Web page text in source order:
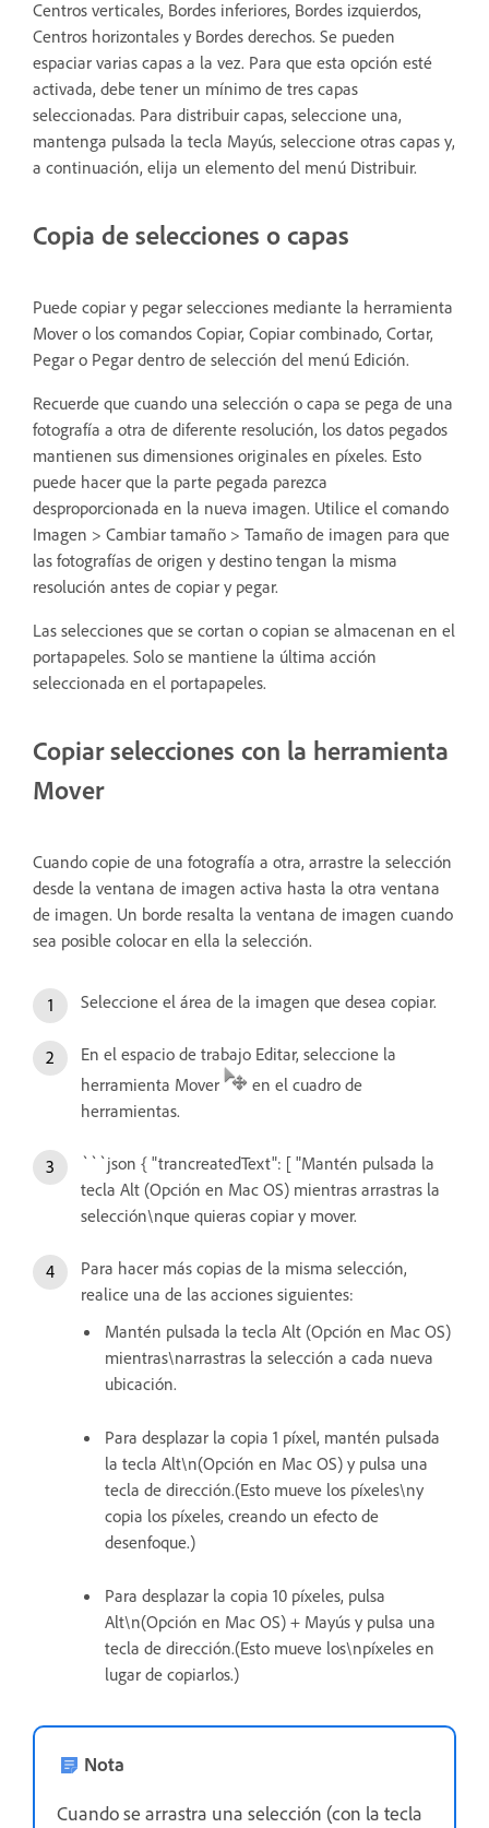
Centros verticales, Bordes inferiores, Bordes izquierdos,
Centros horizontales y Bordes derechos. Se pueden
espaciar varias capas a la vez. Para que esta opción esté
activada, debe tener un mínimo de tres capas
seleccionadas. Para distribuir capas, seleccione una,
mantenga pulsada la tecla Mayús, seleccione otras capas y,
a continuación, elija un elemento del menú Distribuir.
Copia de selecciones o capas
Puede copiar y pegar selecciones mediante la herramienta
Mover o los comandos Copiar, Copiar combinado, Cortar,
Pegar o Pegar dentro de selección del menú Edición.
Recuerde que cuando una selección o capa se pega de una
fotografía a otra de diferente resolución, los datos pegados
mantienen sus dimensiones originales en píxeles. Esto
puede hacer que la parte pegada parezca
desproporcionada en la nueva imagen. Utilice el comando
Imagen > Cambiar tamaño > Tamaño de imagen para que
las fotografías de origen y destino tengan la misma
resolución antes de copiar y pegar.
Las selecciones que se cortan o copian se almacenan en el
portapapeles. Solo se mantiene la última acción
seleccionada en el portapapeles.
Copiar selecciones con la herramienta
Mover
Cuando copie de una fotografía a otra, arrastre la selección
desde la ventana de imagen activa hasta la otra ventana
de imagen. Un borde resalta la ventana de imagen cuando
sea posible colocar en ella la selección.
Seleccione el área de la imagen que desea copiar.
En el espacio de trabajo Editar, seleccione la
herramienta Mover
en el cuadro de
herramientas.
```json { "trancreatedText": [ "Mantén pulsada la
tecla Alt (Opción en Mac OS) mientras arrastras la
selección\nque quieras copiar y mover.
Para hacer más copias de la misma selección,
realice una de las acciones siguientes:
Mantén pulsada la tecla Alt (Opción en Mac OS)
mientras\narrastras la selección a cada nueva
ubicación.
Para desplazar la copia 1 píxel, mantén pulsada
la tecla Alt\n(Opción en Mac OS) y pulsa una
tecla de dirección.(Esto mueve los píxeles\ny
copia los píxeles, creando un efecto de
desenfoque.)
Para desplazar la copia 10 píxeles, pulsa
Alt\n(Opción en Mac OS) + Mayús y pulsa una
tecla de dirección.(Esto mueve los\npíxeles en
lugar de copiarlos.)
Nota
Cuando se arrastra una selección (con la tecla